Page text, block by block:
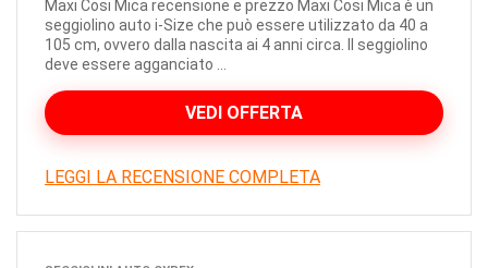
Maxi Cosi Mica recensione e prezzo Maxi Cosi Mica è un
seggiolino auto i-Size che può essere utilizzato da 40 a
105 cm, ovvero dalla nascita ai 4 anni circa. Il seggiolino
deve essere agganciato ...
VEDI OFFERTA
LEGGI LA RECENSIONE COMPLETA